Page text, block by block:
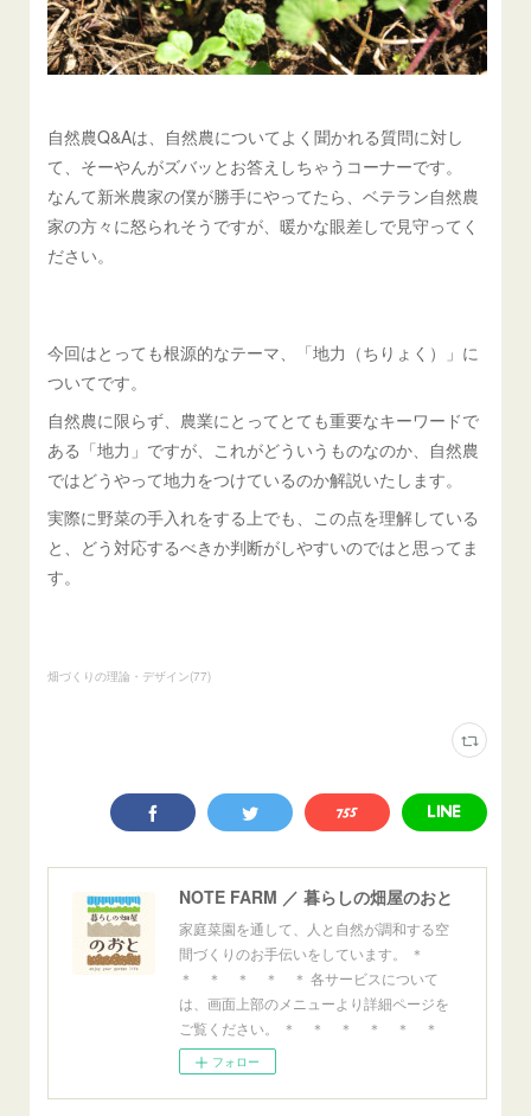
自然農Q&Aは、自然農についてよく聞かれる質問に対し
て、そーやんがズバッとお答えしちゃうコーナーです。
なんて新米農家の僕が勝手にやってたら、ベテラン自然農
家の方々に怒られそうですが、暖かな眼差しで見守ってく
ださい。
今回はとっても根源的なテーマ、「地力（ちりょく）」に
ついてです。
自然農に限らず、農業にとってとても重要なキーワードで
ある「地力」ですが、これがどういうものなのか、自然農
ではどうやって地力をつけているのか解説いたします。
実際に野菜の手入れをする上でも、この点を理解している
と、どう対応するべきか判断がしやすいのではと思ってま
す。
畑づくりの理論・デザイン(77)
NOTE FARM ／ 暮らしの畑屋のおと
家庭菜園を通して、人と自然が調和する空
間づくりのお手伝いをしています。 ＊
＊ ＊ ＊ ＊ ＊ 各サービスについて
は、画面上部のメニューより詳細ページを
ご覧ください。 ＊ ＊ ＊ ＊ ＊ ＊
フォロー